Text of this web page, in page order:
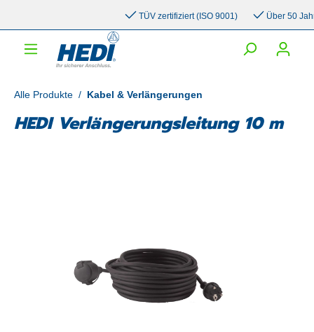
TÜV zertifiziert (ISO 9001) Über 50 Jahre
Alle Produkte / Kabel & Verlängerungen
HEDI Verlängerungsleitung 10 m